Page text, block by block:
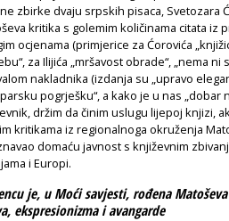
zbirke dvaju srpskih pisaca, Svetozara
kritika s golemim količinama citata iz
ocjenama (primjerice za Ćorovića
za Ilijića „mršavost obrade“, „nema
nakladnika (izdanja su „upravo
pogrješku“, a kako je u nas
držim da činim uslugu lijepoj knjizi,
kritikama iz regionalnoga okruženja
domaću javnost s književnim
i Europi.
je, u Moći savjesti, rođena
ekspresionizma i avangarde